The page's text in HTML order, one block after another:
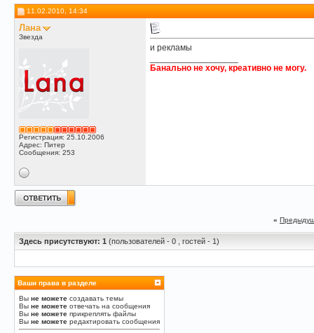
11.02.2010, 14:34
Лана
Звезда
Регистрация: 25.10.2006
Адрес: Питер
Сообщения: 253
и рекламы
Банально не хочу, креативно не могу.
«
Здесь присутствуют: 1 (пользователей - 0 , гостей - 1)
Ваши права в разделе
Вы не можете создавать темы
Вы не можете отвечать на сообщения
Вы не можете прикреплять файлы
Вы не можете редактировать сообщения